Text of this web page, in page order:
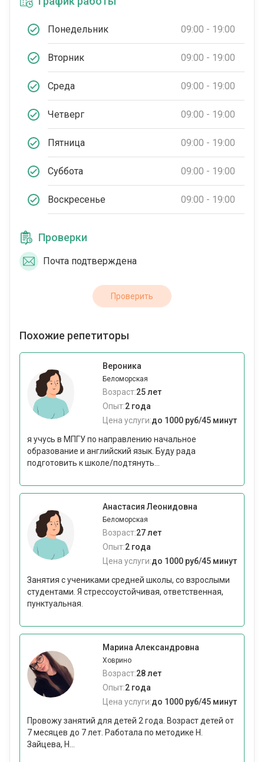
Понедельник 09:00 - 19:00
Вторник 09:00 - 19:00
Среда 09:00 - 19:00
Четверг 09:00 - 19:00
Пятница 09:00 - 19:00
Суббота 09:00 - 19:00
Воскресенье 09:00 - 19:00
Проверки
Почта подтверждена
Проверить
Похожие репетиторы
Вероника
Беломорская
Возраст:25 лет
Опыт:2 года
Цена услуги:до 1000 руб/45 минут
я учусь в МПГУ по направлению начальное
образование и английский язык. Буду рада
подготовить к школе/подтянуть...
Анастасия Леонидовна
Беломорская
Возраст:27 лет
Опыт:2 года
Цена услуги:до 1000 руб/45 минут
Занятия с учениками средней школы, со взрослыми
студентами. Я стрессоустойчивая, ответственная,
пунктуальная.
Марина Александровна
Ховрино
Возраст:28 лет
Опыт:2 года
Цена услуги:до 1000 руб/45 минут
Провожу занятий для детей 2 года. Возраст детей от
7 месяцев до 7 лет. Работала по методике Н.
Зайцева, Н...